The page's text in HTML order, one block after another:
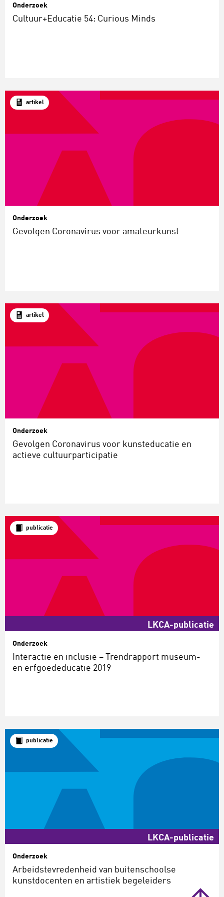
Onderzoek
Cultuur+Educatie 54: Curious Minds
artikel
Onderzoek
Gevolgen Coronavirus voor amateurkunst
artikel
Onderzoek
Gevolgen Coronavirus voor kunsteducatie en
actieve cultuurparticipatie
publicatie
LKCA-publicatie
Onderzoek
Interactie en inclusie – Trendrapport museum-
en erfgoededucatie 2019
publicatie
LKCA-publicatie
Onderzoek
Arbeidstevredenheid van buitenschoolse
kunstdocenten en artistiek begeleiders